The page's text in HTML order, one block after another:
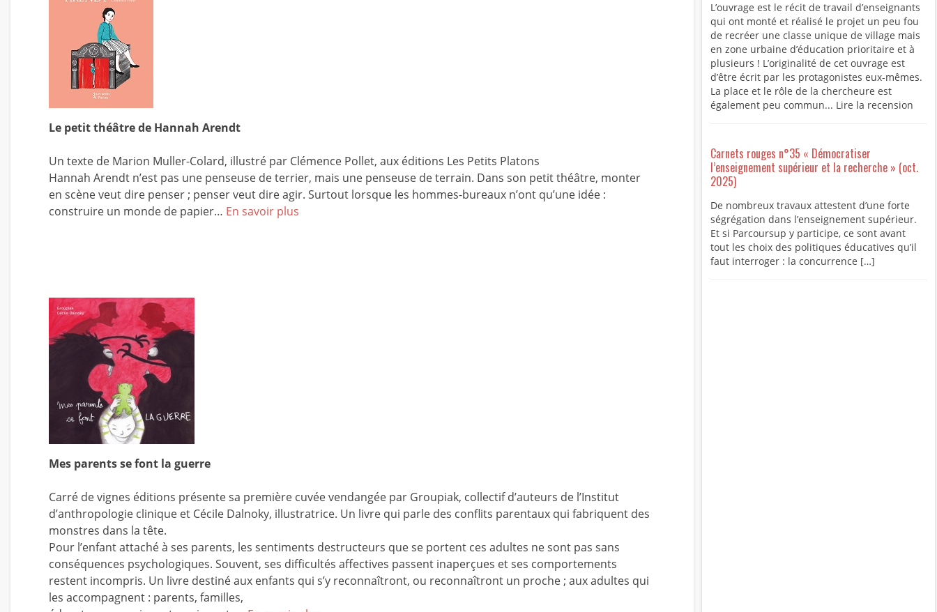
Le petit théâtre de Hannah Arendt
Un texte de Marion Muller-Colard, illustré par Clémence Pollet, aux éditions Les Petits Platons
Hannah Arendt n’est pas une penseuse de terrier, mais une penseuse de terrain. Dans son petit théâtre, monter
en scène veut dire penser ; penser veut dire agir. Surtout lorsque les hommes-bureaux n’ont qu’une idée :
construire un monde de papier… En savoir plus
Mes parents se font la guerre
Carré de vignes éditions présente sa première cuvée vendangée par Groupiak, collectif d’auteurs de l’Institut
d’anthropologie clinique et Cécile Dalnoky, illustratrice. Un livre qui parle des conflits parentaux qui fabriquent des
monstres dans la tête.
Pour l’enfant attaché à ses parents, les sentiments destructeurs que se portent ces adultes ne sont pas sans
conséquences psychologiques. Souvent, ses difficultés affectives passent inaperçues et ses comportements
restent incompris. Un livre destiné aux enfants qui s’y reconnaîtront, ou reconnaîtront un proche ; aux adultes qui
les accompagnent : parents, familles,
L’ouvrage est le récit de travail d’enseignants
qui ont monté et réalisé le projet un peu fou
de recréer une classe unique de village mais
en zone urbaine d’éducation prioritaire et à
plusieurs ! L’originalité de cet ouvrage est
d’être écrit par les protagonistes eux-mêmes.
La place et le rôle de la chercheure est
également peu commun... Lire la recension
Carnets rouges n°35 « Démocratiser
l’enseignement supérieur et la recherche » (oct.
2025)
De nombreux travaux attestent d’une forte
ségrégation dans l’enseignement supérieur.
Et si Parcoursup y participe, ce sont avant
tout les choix des politiques éducatives qu’il
faut interroger : la concurrence […]